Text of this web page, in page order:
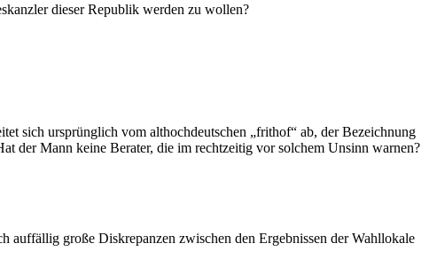
dieser Republik werden zu wollen?
sich ursprünglich vom althochdeutschen „frithof“ ab, der Bezeichnung
der Mann keine Berater, die im rechtzeitig vor solchem Unsinn warnen?
auffällig große Diskrepanzen zwischen den Ergebnissen der Wahllokale